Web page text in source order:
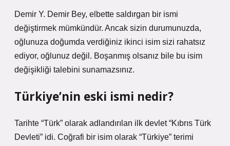
Demir Y. Demir Bey, elbette saldırgan bir ismi
değiştirmek mümkündür. Ancak sizin durumunuzda,
oğlunuza doğumda verdiğiniz ikinci isim sizi rahatsız
ediyor, oğlunuz değil. Boşanmış olsanız bile bu isim
değişikliği talebini sunamazsınız.
Türkiye’nin eski ismi nedir?
Tarihte “Türk” olarak adlandırılan ilk devlet “Kıbrıs Türk
Devleti” idi. Coğrafi bir isim olarak “Türkiye” terimi